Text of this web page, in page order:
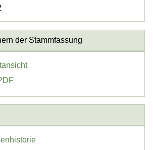
der Stammfassung